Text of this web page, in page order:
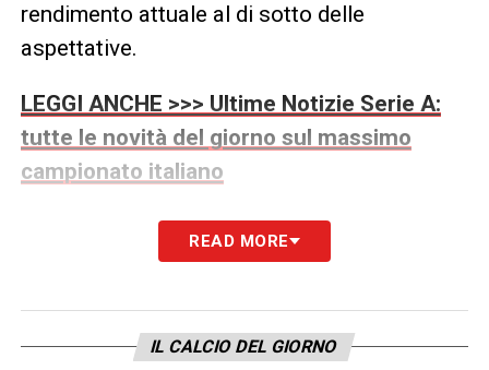
rendimento attuale al di sotto delle
aspettative.
LEGGI ANCHE >>> Ultime Notizie Serie A:
tutte le novità del giorno sul massimo
campionato italiano
Proprio per questo motivo, l’ipotesi di un
cambio in panchina resta concreta. I classici
la proprietà, che starebbe cercando una
figura capace di portare una scossa non solo
READ MORE
IL CALCIO DEL GIORNO